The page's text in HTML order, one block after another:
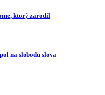
ktorý zarodil
na slobodu slova